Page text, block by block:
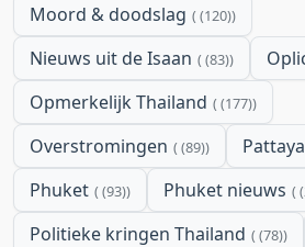
Moord & doodslag (120)
Nieuws uit de Isaan (83)
Opmerkelijk Thailand (177)
Overstromingen (89)
Phuket (93) Phuket nieuws
Politieke kringen Thailand (78)